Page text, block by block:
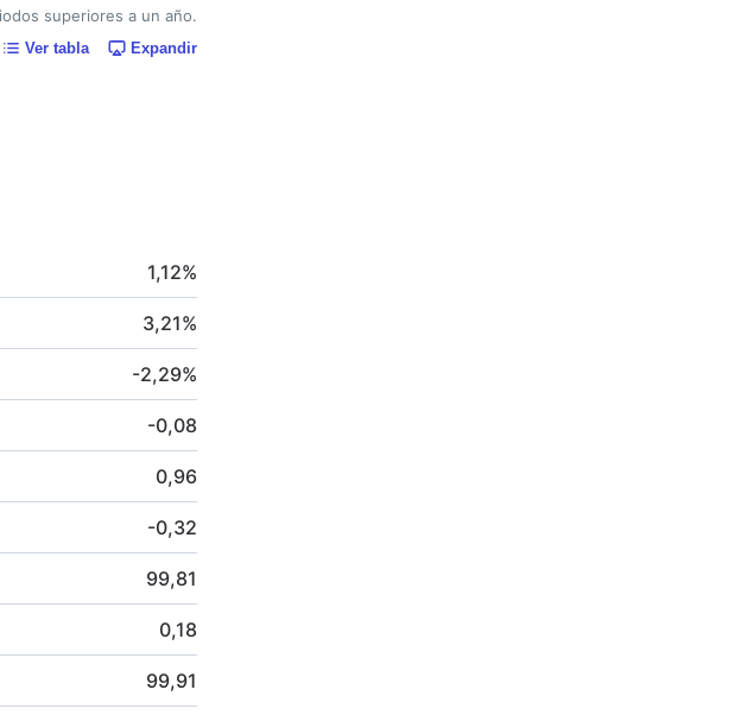
superiores a un año.
Ver tabla Expandir
1,12%
3,21%
-2,29%
-0,08
0,96
-0,32
99,81
0,18
99,91